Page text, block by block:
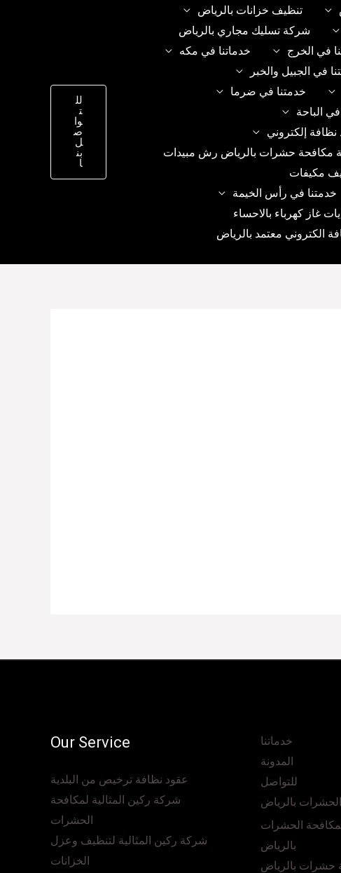
تنظيف خزانات بالرياض
شركة تسليك مجاري بالرياض
في الخرج
خدماتنا في مكه
في الجبيل والخبر
خدمتنا في ضرما
الباحة
إلكتروني
مكافحة حشرات بالرياض رش مبيدات
مكيفات
خدمتنا في رأس الخيمة
غاز كهرباء بالاحساء
الكتروني معتمد بالرياض
لل
ت
وا
ص
ل
بن
ا
خدماتنا
المدونة
للتواصل
بالرياض
الحشرات
بالرياض
حشرات بالرياض
Our Service
عقود نظافة ترخيص من البلدية
شركة ركين المثالية لمكافحة
الحشرات
شركة ركين المثالية لتنظيف وعزل
الخزانات